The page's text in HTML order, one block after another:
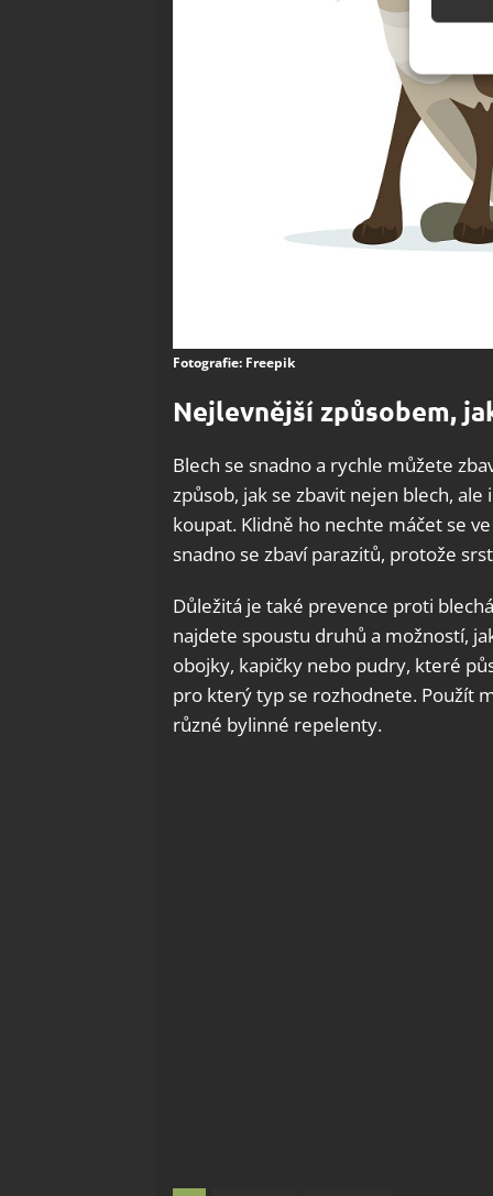
Fotografie: Freepik
Nejlevnější způsobem,
Blech se snadno a rychle můžete
způsob, jak se zbavit nejen blech,
koupat. Klidně ho nechte máčet se
snadno se zbaví parazitů, protože
Důležitá je také prevence proti
najdete spoustu druhů a možností,
obojky, kapičky nebo pudry, které
pro který typ se rozhodnete. Použít
různé bylinné repelenty.